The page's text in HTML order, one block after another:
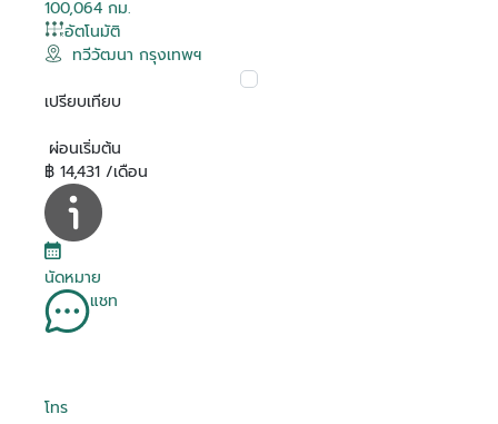
100,064 กม.
อัตโนมัติ
ทวีวัฒนา กรุงเทพฯ
เปรียบเทียบ
ผ่อนเริ่มต้น
฿ 14,431 /เดือน
นัดหมาย
แชท
โทร